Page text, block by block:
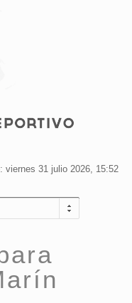
viernes 31 julio 2026, 15:52